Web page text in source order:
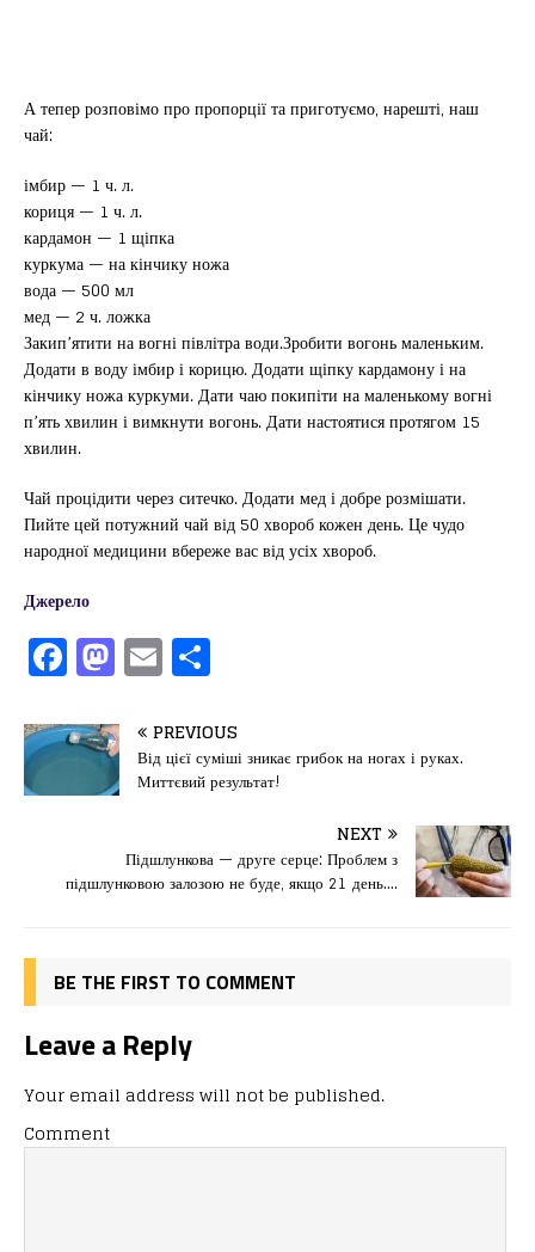
А тепер розповімо про пропорції та приготуємо, нарешті, наш
чай:
імбир — 1 ч. л.
кориця — 1 ч. л.
кардамон — 1 щіпка
куркума — на кінчику ножа
вода — 500 мл
мед — 2 ч. ложка
Закип’ятити на вогні півлітра води.Зробити вогонь маленьким.
Додати в воду імбир і корицю. Додати щіпку кардамону і на
кінчику ножа куркуми. Дати чаю покипіти на маленькому вогні
п’ять хвилин і вимкнути вогонь. Дати настоятися протягом 15
хвилин.
Чай процідити через ситечко. Додати мед і добре розмішати.
Пийте цей потужний чай від 50 хвороб кожен день. Це чудо
народної медицини вбереже вас від усіх хвороб.
Джерело
F
a
c
e
b
o
M
a
st
o
d
o
n
E
m
ai
l
іл
и
т
ис
я
PREVIOUS
Від цієї суміші зникає грибок на ногах і руках.
Миттєвий результат!
NEXT
Підшлункова — друге серце: Проблем з
підшлунковою залозою не буде, якщо 21 день….
BE THE FIRST TO COMMENT
Leave a Reply
Your email address will not be published.
Comment